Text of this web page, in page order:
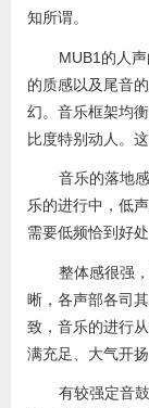
知所谓。
MUB1的人
的质感以及尾音
幻。音乐框架均
比度特别动人。
音乐的落地
乐的进行中，低
需要低频恰到好
整体感很强
晰，各声部各司
致，音乐的进行
满充足、大气开
有较强定音